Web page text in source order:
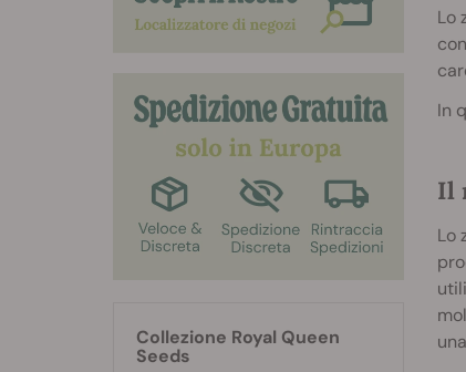
Lo
In
Il
Lo
Collezione Royal Queen
Seeds